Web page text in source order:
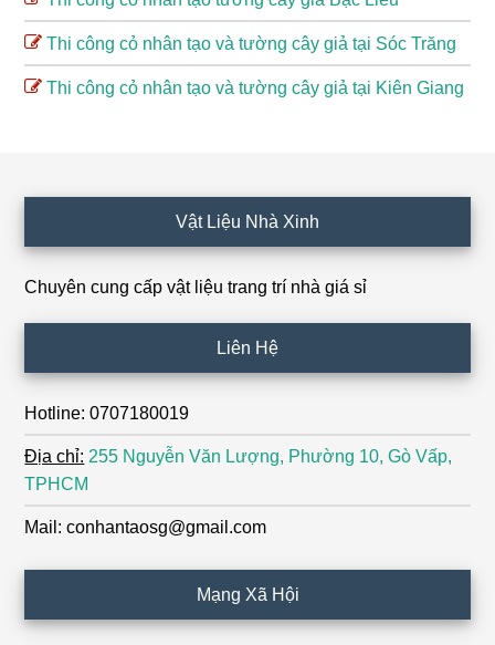
Thi công cỏ nhân tạo và tường cây giả tại Sóc Trăng
Thi công cỏ nhân tạo và tường cây giả tại Kiên Giang
Vật Liệu Nhà Xinh
Chuyên cung cấp vật liệu trang trí nhà giá sỉ
Liên Hệ
Hotline: 0707180019
Địa chỉ: 255 Nguyễn Văn Lượng, Phường 10, Gò Vấp,
TPHCM
Mail: conhantaosg@gmail.com
Mạng Xã Hội